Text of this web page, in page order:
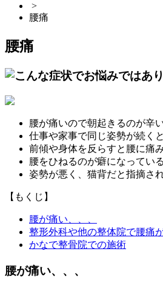
>
腰痛
腰痛
腰が痛いので朝起きるのが辛
仕事や家事で同じ姿勢が続く
前傾や身体を反らすと腰に痛
腰をひねるのが癖になっている
姿勢が悪く、猫背だと指摘さ
【もくじ】
腰が痛い、、、
整形外科や他の整体院で腰痛
かなで整骨院での施術
腰が痛い、、、